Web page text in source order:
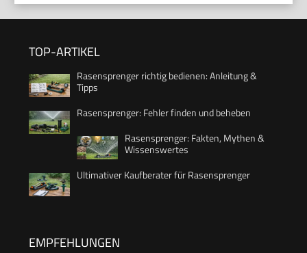
TOP-ARTIKEL
Rasensprenger richtig bedienen: Anleitung &
Tipps
Rasensprenger: Fehler finden und beheben
Rasensprenger: Fakten, Mythen &
Wissenswertes
Ultimativer Kaufberater für Rasensprenger
EMPFEHLUNGEN